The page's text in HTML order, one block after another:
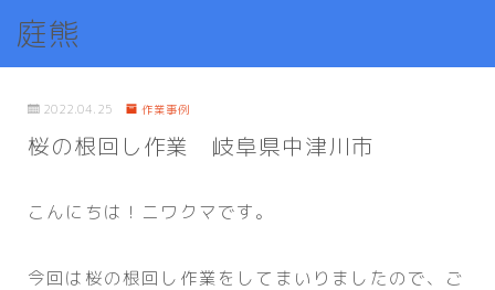
庭熊
2022.04.25 作業事例
桜の根回し作業 岐阜県中津川市
こんにちは！ニワクマです。
今回は桜の根回し作業をしてまいりましたので、ご